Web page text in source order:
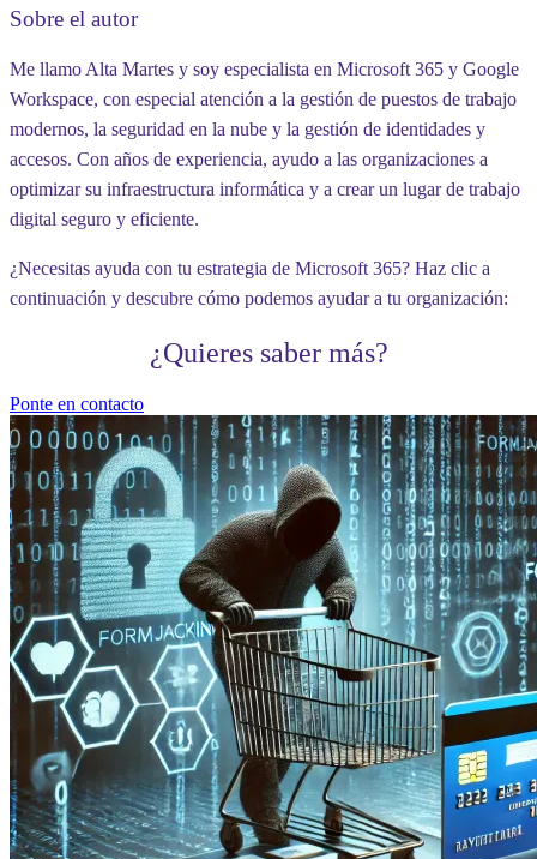
Sobre el autor
Me llamoAlta Martes y soy especialista en Microsoft 365 y Google
Workspace, con especial atención a la gestión de puestos de trabajo
modernos, la seguridad en la nube y la gestión de identidades y
accesos. Con años de experiencia, ayudo a las organizaciones a
optimizar su infraestructura informática y a crear un lugar de trabajo
digital seguro y eficiente.
¿Necesitas ayuda con tu estrategia de Microsoft 365? Haz clic a
continuación y descubre cómo podemos ayudar a tu organización:
¿Quieres saber más?
Ponte en contacto